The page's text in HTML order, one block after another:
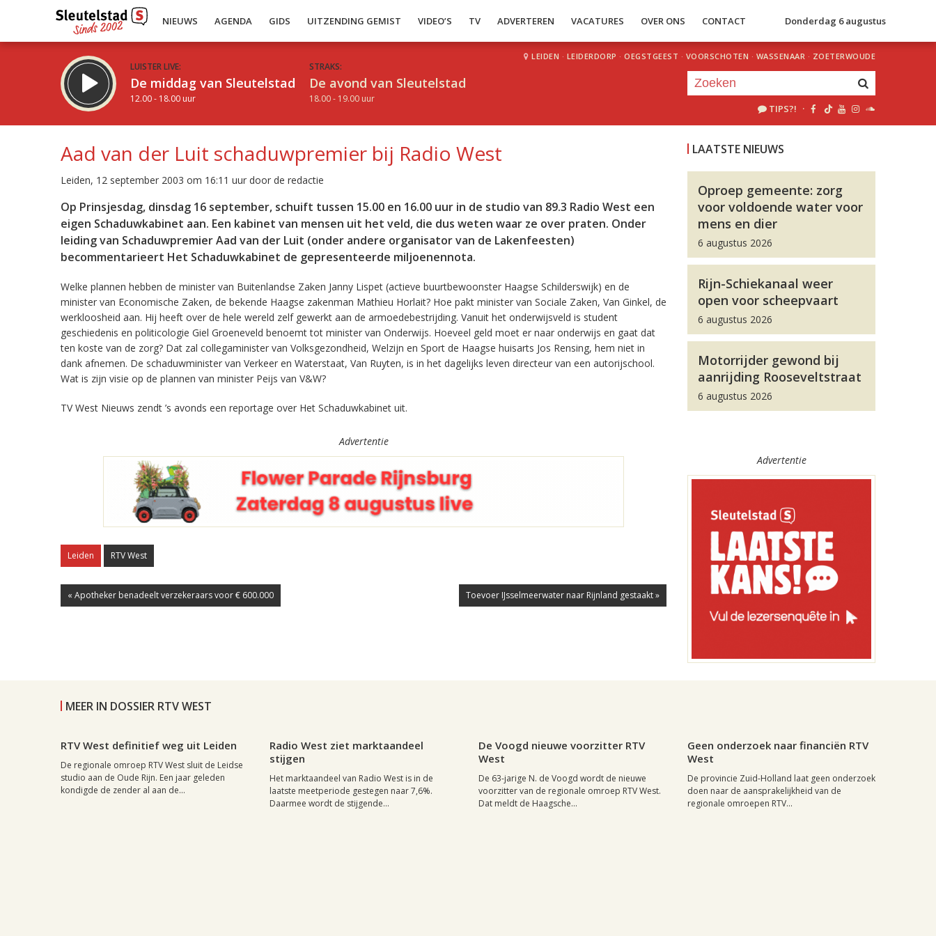
NIEUWS AGENDA GIDS UITZENDING GEMIST VIDEO’S TV ADVERTEREN VACATURES OVER ONS CONTACT Donderdag 6 augustus
LUISTER LIVE:
De middag van Sleutelstad
12.00 - 18.00 uur
STRAKS:
De avond van Sleutelstad
18.00 - 19.00 uur
LEIDEN · LEIDERDORP · OEGSTGEEST · VOORSCHOTEN · WASSENAAR · ZOETERWOUDE
TIPS?! ·
Inklappen
Aad van der Luit schaduwpremier bij Radio West
Leiden, 12 september 2003 om 16:11 uur door de redactie
Op Prinsjesdag, dinsdag 16 september, schuift tussen 15.00 en 16.00 uur in de studio van 89.3 Radio West een
eigen Schaduwkabinet aan. Een kabinet van mensen uit het veld, die dus weten waar ze over praten. Onder
leiding van Schaduwpremier Aad van der Luit (onder andere organisator van de Lakenfeesten)
becommentarieert Het Schaduwkabinet de gepresenteerde miljoenennota.
Welke plannen hebben de minister van Buitenlandse Zaken Janny Lispet (actieve buurtbewoonster Haagse Schilderswijk) en de
minister van Economische Zaken, de bekende Haagse zakenman Mathieu Horlait? Hoe pakt minister van Sociale Zaken, Van Ginkel, de
werkloosheid aan. Hij heeft over de hele wereld zelf gewerkt aan de armoedebestrijding. Vanuit het onderwijsveld is student
geschiedenis en politicologie Giel Groeneveld benoemt tot minister van Onderwijs. Hoeveel geld moet er naar onderwijs en gaat dat
ten koste van de zorg? Dat zal collegaminister van Volksgezondheid, Welzijn en Sport de Haagse huisarts Jos Rensing, hem niet in
dank afnemen. De schaduwminister van Verkeer en Waterstaat, Van Ruyten, is in het dagelijks leven directeur van een autorijschool.
Wat is zijn visie op de plannen van minister Peijs van V&W?
TV West Nieuws zendt ’s avonds een reportage over Het Schaduwkabinet uit.
Advertentie
Leiden RTV West
« Apotheker benadeelt verzekeraars voor € 600.000 Toevoer IJsselmeerwater naar Rijnland gestaakt »
LAATSTE NIEUWS
Oproep gemeente: zorg
voor voldoende water voor
mens en dier
6 augustus 2026
Rijn-Schiekanaal weer
open voor scheepvaart
6 augustus 2026
Motorrijder gewond bij
aanrijding Rooseveltstraat
6 augustus 2026
Advertentie
MEER IN DOSSIER RTV WEST
RTV West definitief weg uit Leiden
De regionale omroep RTV West sluit de Leidse
studio aan de Oude Rijn. Een jaar geleden
kondigde de zender al aan de...
Radio West ziet marktaandeel
stijgen
Het marktaandeel van Radio West is in de
laatste meetperiode gestegen naar 7,6%.
Daarmee wordt de stijgende...
De Voogd nieuwe voorzitter RTV
West
De 63-jarige N. de Voogd wordt de nieuwe
voorzitter van de regionale omroep RTV West.
Dat meldt de Haagsche...
Geen onderzoek naar financiën RTV
West
De provincie Zuid-Holland laat geen onderzoek
doen naar de aansprakelijkheid van de
regionale omroepen RTV...